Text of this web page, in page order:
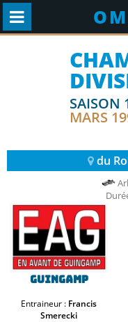
OM
SAISON
MARS
du
Guingamp
Entraineur : Francis
Smerecki